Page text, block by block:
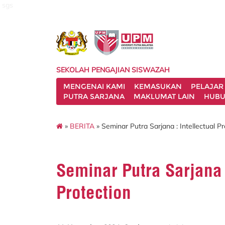
SEKOLAH PENGAJIAN SISWAZAH
MENGENAI KAMI
KEMASUKAN
PUTRA SARJANA
MAKLUMAT LAIN
» BERITA » Seminar Putra Sarjana : Intellectual
Seminar Putra
Protection